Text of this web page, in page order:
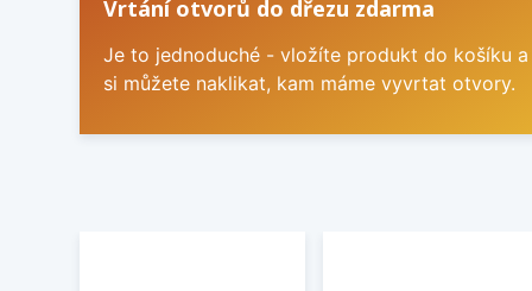
Vrtání otvorů do dřezu zdarma
Je to jednoduché - vložíte produkt do košíku
si můžete naklikat, kam máme vyvrtat otvory.